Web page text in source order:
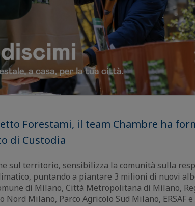
Forestami, il team Chambre ha
di Custodia
sul territorio, sensibilizza la comunità sulla
puntando a piantare 3 milioni di nuovi
di Milano, Città Metropolitana di Milano,
Nord Milano, Parco Agricolo Sud Milano, ERSAF